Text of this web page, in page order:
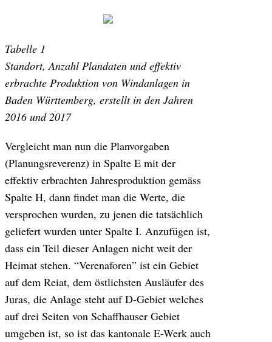
Tabelle 1
Standort, Anzahl Plandaten und effektiv
erbrachte Produktion von Windanlagen in
Baden Württemberg, erstellt in den Jahren
2016 und 2017
Vergleicht man nun die Planvorgaben
(Planungsreverenz) in Spalte E mit der
effektiv erbrachten Jahresproduktion gemäss
Spalte H, dann findet man die Werte, die
versprochen wurden, zu jenen die tatsächlich
geliefert wurden unter Spalte I. Anzufügen ist,
dass ein Teil dieser Anlagen nicht weit der
Heimat stehen. “Verenaforen” ist ein Gebiet
auf dem Reiat, dem östlichsten Ausläufer des
Juras, die Anlage steht auf D-Gebiet welches
auf drei Seiten von Schaffhauser Gebiet
umgeben ist, so ist das kantonale E-Werk auch